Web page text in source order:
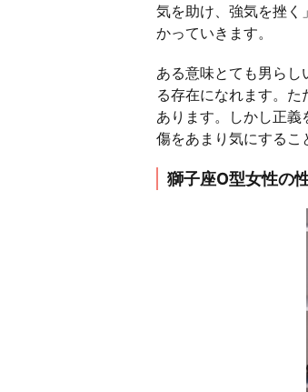
気を助け、強気を挫く
かっていきます。
ある意味とても男ら
る存在になれます。
あります。しかし正
傷をあまり気にするこ
獅子座O型女性の